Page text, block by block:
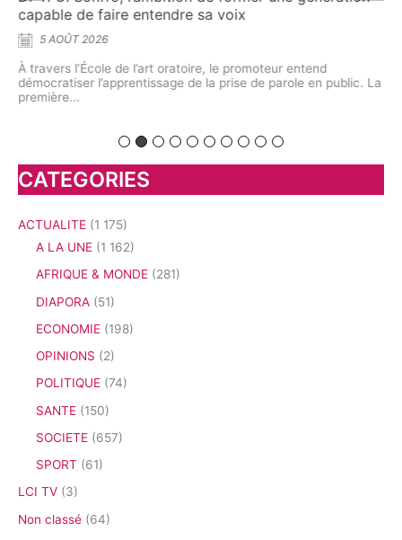
capable de faire entendre sa voix
5 AOÛT 2026
À travers l’École de l’art oratoire, le promoteur entend
démocratiser l’apprentissage de la prise de parole en public. La
première...
CATEGORIES
ACTUALITE (1 175)
A LA UNE (1 162)
AFRIQUE & MONDE (281)
DIAPORA (51)
ECONOMIE (198)
OPINIONS (2)
POLITIQUE (74)
SANTE (150)
SOCIETE (657)
SPORT (61)
LCI TV (3)
Non classé (64)